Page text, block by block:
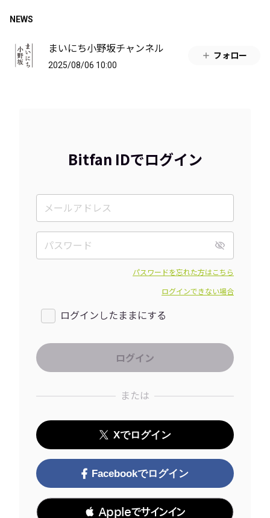
NEWS
まいにち小野坂チャンネル
2025/08/06 10:00
フォロー
Bitfan IDでログイン
パスワードを忘れた方はこちら
ログインできない場合
ログインしたままにする
または
Xでログイン
Facebookでログイン
 Appleでサインイン